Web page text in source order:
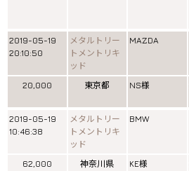
2019-05-19
20:10:50
メタルトリー
トメントリキ
ッド
MAZDA
20,000 東京都 NS様
2019-05-19
10:46:38
メタルトリー
トメントリキ
ッド
BMW
62,000 神奈川県 KE様